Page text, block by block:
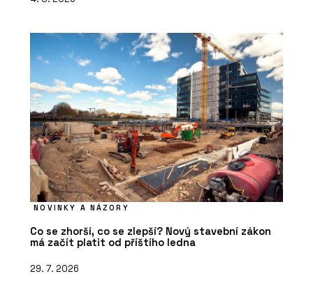
NOVINKY A NÁZORY
Co se zhorší, co se zlepší? Nový stavební zákon
má začít platit od příštího ledna
29. 7. 2026